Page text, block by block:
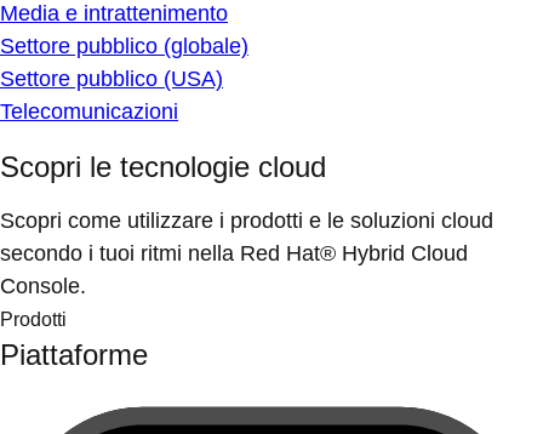
Media e intrattenimento
Settore pubblico (globale)
Settore pubblico (USA)
Telecomunicazioni
Scopri le tecnologie cloud
Scopri come utilizzare i prodotti e le soluzioni cloud
secondo i tuoi ritmi nella Red Hat® Hybrid Cloud
Console.
Prodotti
Piattaforme